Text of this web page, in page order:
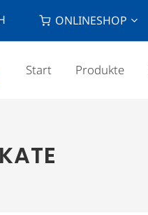
ONLINESHOP
Start Produkte